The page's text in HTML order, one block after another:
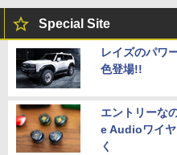
Special Site
レイズのパワ
色登場!!
エントリーな
e Audioワイ
く